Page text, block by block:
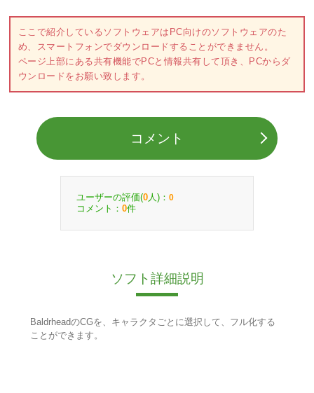
ここで紹介しているソフトウェアはPC向けのソフトウェアのた
め、スマートフォンでダウンロードすることができません。
ページ上部にある共有機能でPCと情報共有して頂き、PCからダ
ウンロードをお願い致します。
コメント
ユーザーの評価(0 人)： 0
コメント： 0件
ソフト詳細説明
BaldrheadのCGを、キャラクタごとに選択して、フル化する
ことができます。